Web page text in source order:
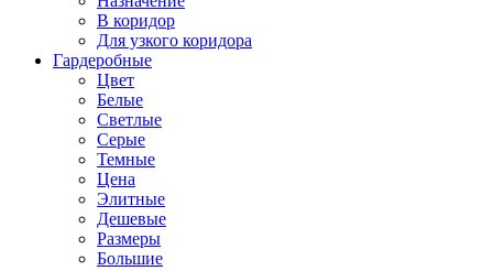
В коридор
Для узкого коридора
Гардеробные
Цвет
Белые
Светлые
Серые
Темные
Цена
Элитные
Дешевые
Размеры
Большие